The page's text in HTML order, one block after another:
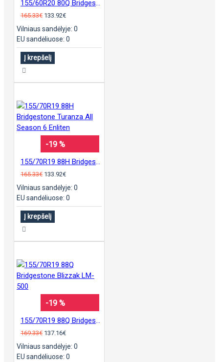
165.33€ 133.92€
Vilniaus sandėlyje: 0
EU sandėliuose: 0
Į krepšelį
-19 %
165.33€ 133.92€
Vilniaus sandėlyje: 0
EU sandėliuose: 0
Į krepšelį
-19 %
169.33€ 137.16€
Vilniaus sandėlyje: 0
EU sandėliuose: 0